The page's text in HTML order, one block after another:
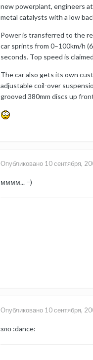
new powerplant, engineers
metal catalysts with a low
Power is transferred to the
car sprints from 0–100km/h
seconds. Top speed is
The car also gets its own
adjustable coil-over
grooved 380mm discs up
Опубликовано 10 сентября,
мммм... =)
Опубликовано 10 сентября,
зло :dance: